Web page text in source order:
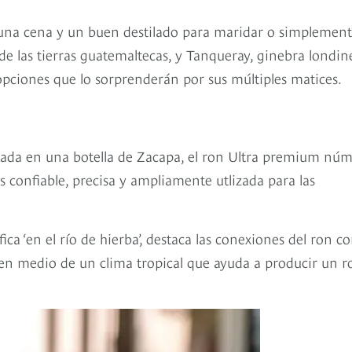
cena y un buen destilado para maridar o
las tierras guatemaltecas, y Tanqueray, ginebra
que lo sorprenderán por sus múltiples matices.
en una botella de Zacapa, el ron Ultra premium
precisa y ampliamente utlizada para las
‘en el río de hierba’, destaca las conexiones del ron
medio de un clima tropical que ayuda a producir un